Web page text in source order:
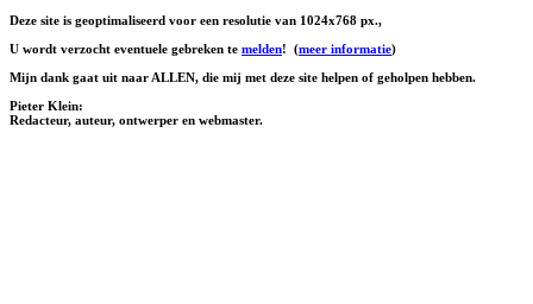
Deze site is geoptimaliseerd voor een resolutie van 1024x768 px.,
U wordt verzocht eventuele gebreken te melden! (meer informatie)
Mijn dank gaat uit naar ALLEN, die mij met deze site helpen of geholpen hebben.
Pieter Klein:
Redacteur, auteur, ontwerper en webmaster.